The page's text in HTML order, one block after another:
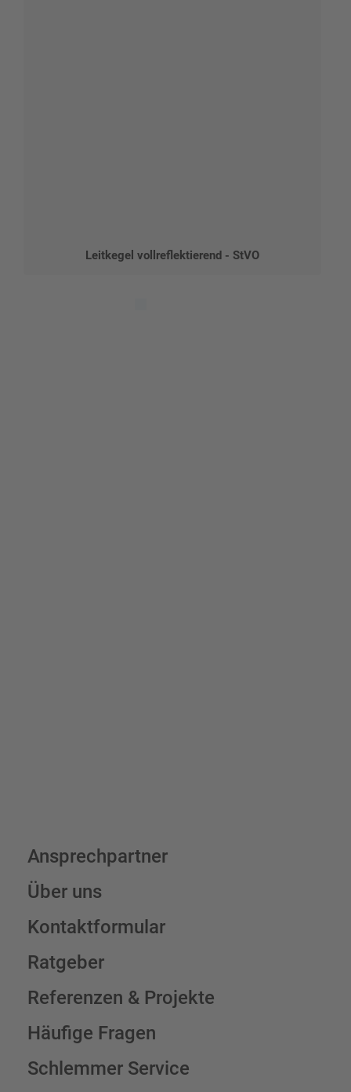
Leitkegel vollreflektierend - StVO
Ansprechpartner
Über uns
Kontaktformular
Ratgeber
Referenzen & Projekte
Häufige Fragen
Schlemmer Service